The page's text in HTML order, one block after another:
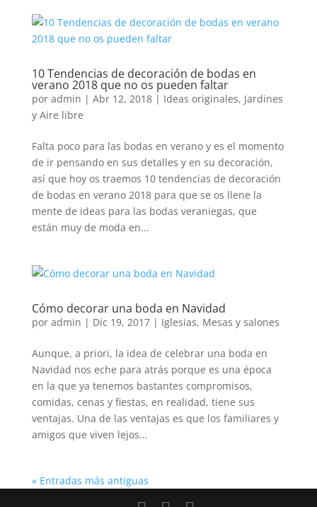
10 Tendencias de decoración de bodas en
verano 2018 que no os pueden faltar
por admin | Abr 12, 2018| Ideas originales, Jardines
y Aire libre
Falta poco para las bodas en verano y es el momento
de ir pensando en sus detalles y en su decoración,
así que hoy os traemos 10 tendencias de decoración
de bodas en verano 2018 para que se os llene la
mente de ideas para las bodas veraniegas, que
están muy de moda en...
Cómo decorar una boda en Navidad
por admin | Dic 19, 2017| Iglesias, Mesas y salones
Aunque, a priori, la idea de celebrar una boda en
Navidad nos eche para atrás porque es una época
en la que ya tenemos bastantes compromisos,
comidas, cenas y fiestas, en realidad, tiene sus
ventajas. Una de las ventajas es que los familiares y
amigos que viven lejos...
« Entradas más antiguas